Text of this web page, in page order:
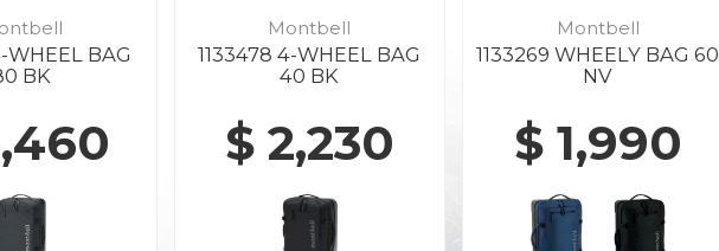
WHEEL BAG
BK
Montbell
1133478 4-WHEEL BAG
40 BK
$ 2,230
Montbell
1133269 WHEELY BAG 60
NV
$ 1,990